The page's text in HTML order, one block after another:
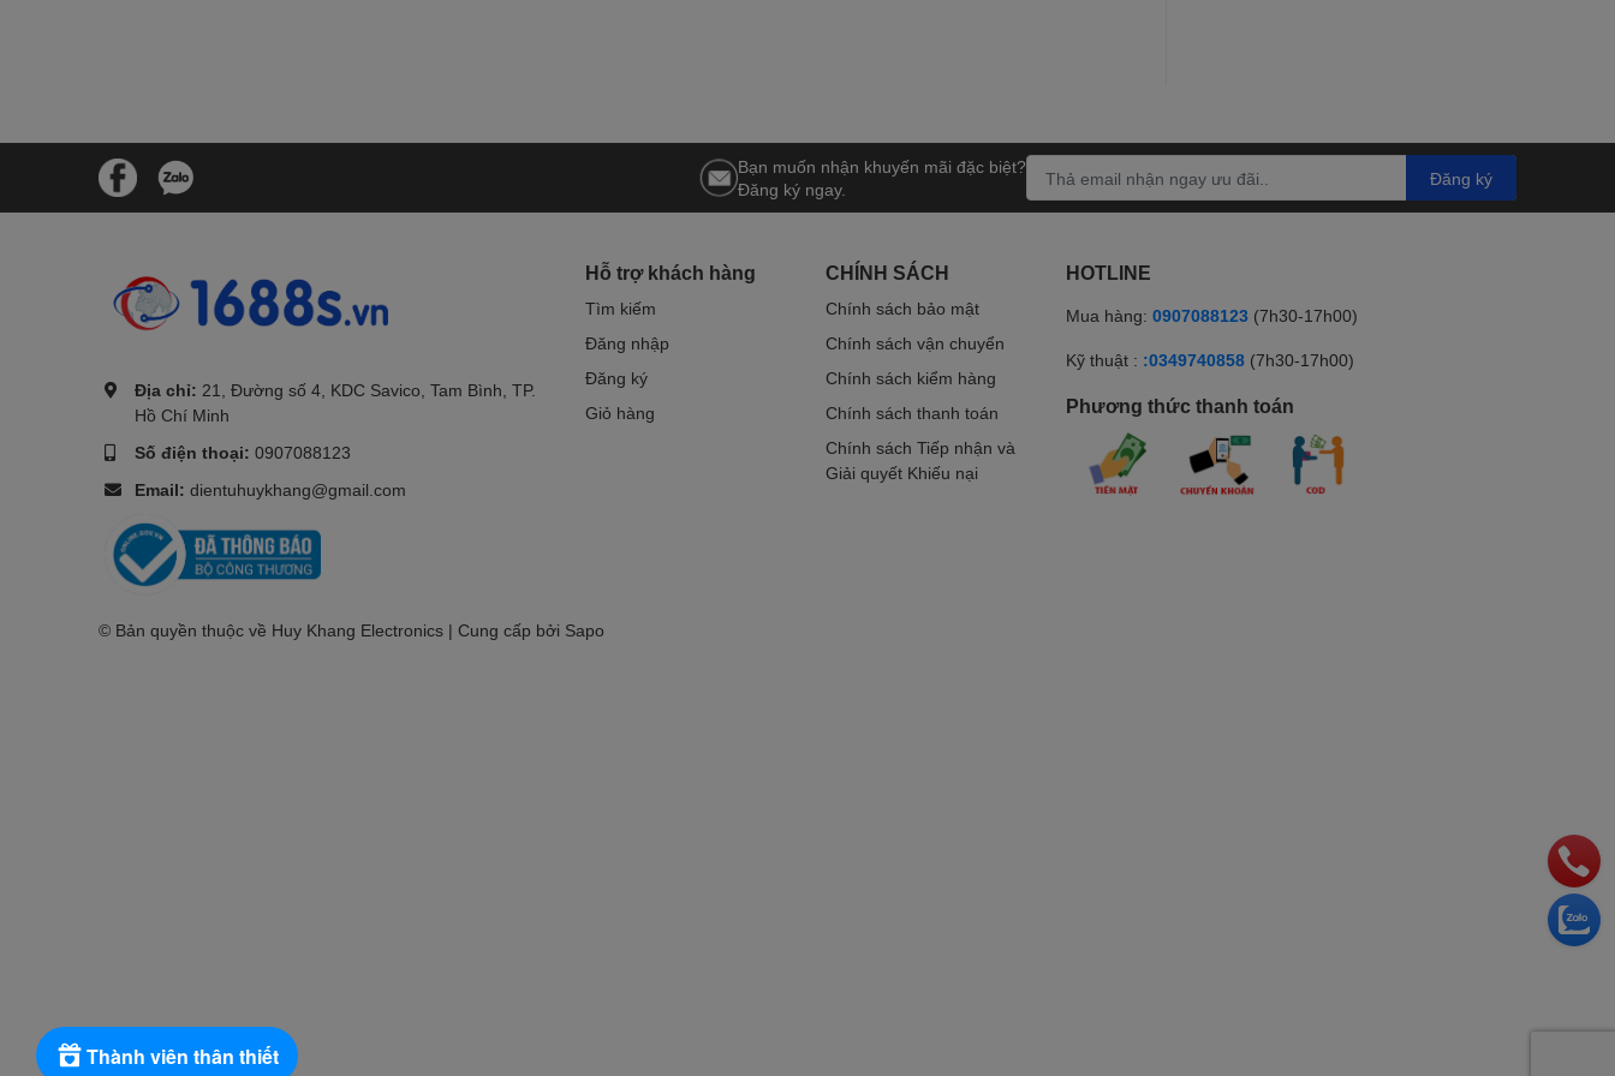
Bạn muốn nhận khuyến mãi đặc biệt?
Đăng ký ngay.
Đăng ký
Địa chỉ: 21, Đường số 4, KDC Savico, Tam Bình, TP.
Hồ Chí Minh
Số điện thoại: 0907088123
Email: dientuhuykhang@gmail.com
Hỗ trợ khách hàng
Tìm kiếm
Đăng nhập
Đăng ký
Giỏ hàng
CHÍNH SÁCH
Chính sách bảo mật
Chính sách vận chuyển
Chính sách kiểm hàng
Chính sách thanh toán
Chính sách Tiếp nhận và
Giải quyết Khiếu nại
HOTLINE
Mua hàng: 0907088123 (7h30-17h00)
Kỹ thuật : :0349740858 (7h30-17h00)
Phương thức thanh toán
© Bản quyền thuộc về Huy Khang Electronics | Cung cấp bởi Sapo
Thành viên thân thiết